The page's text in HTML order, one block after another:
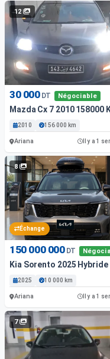
12
30 000 DT Négociable
Mazda Cx 7 2010 158000
2010 156 000 km
Ariana Il y a 1
8
Échange
150 000 000 DT
Kia Sorento 2025 Hybride
2025 10 000 km
Ariana Il y a 1
7